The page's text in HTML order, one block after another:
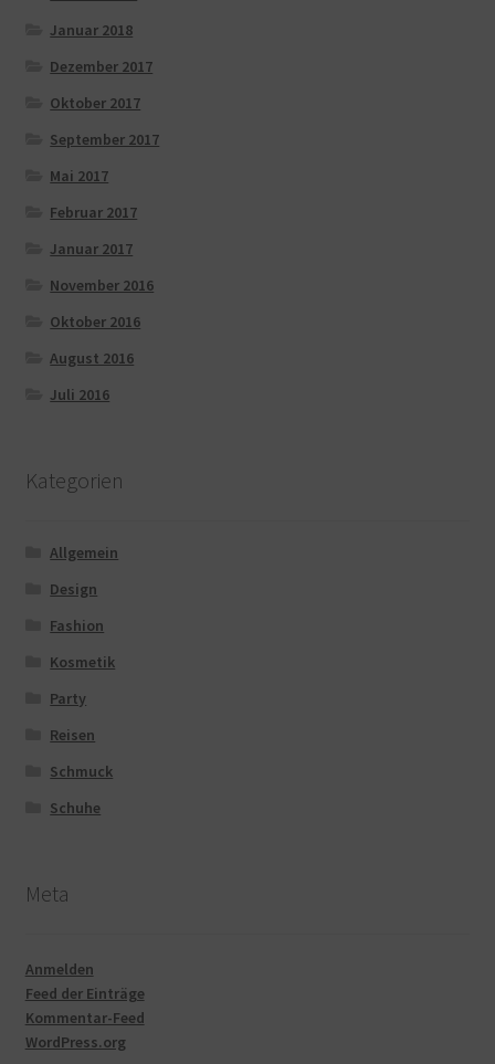
Januar 2018
Dezember 2017
Oktober 2017
September 2017
Mai 2017
Februar 2017
Januar 2017
November 2016
Oktober 2016
August 2016
Juli 2016
Kategorien
Allgemein
Design
Fashion
Kosmetik
Party
Reisen
Schmuck
Schuhe
Meta
Anmelden
Feed der Einträge
Kommentar-Feed
WordPress.org